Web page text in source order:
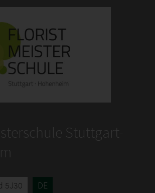
Stuttgart-
5J30 DE